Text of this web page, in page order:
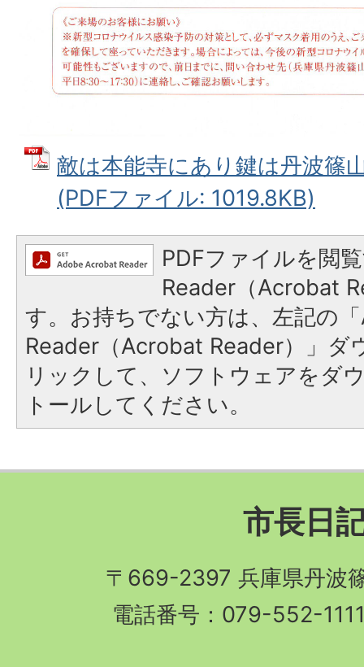
敵は本能寺にあり鍵は丹波篠
(PDFファイル: 1019.8KB)
PDFファイルを閲
Reader（Acrobat
す。お持ちでない方は、左記の
Reader（Acrobat Reader）」ダ
リックして、ソフトウェアをダ
トールしてください。
市長日
〒669-2397 兵庫県丹波
電話番号：079-552-